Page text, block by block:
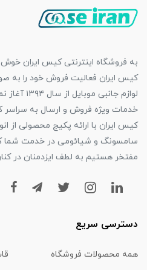
به فروشگاه اینترنتی کیس ایران
کیس ایران فعالیت فروش خود را
لوازم جانبی
خدمات ویژه فروش و ارسال به سراسر
کیس ایران با ارائه پکیج محصولی از
سامسونگ و شیائومی در خدمت شما
مفتخر هستیم به لطف ایزدمنان در
دسترسی سریع
همه محصولات فروشگاه